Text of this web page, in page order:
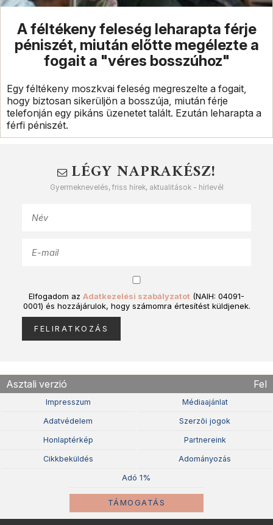
A féltékeny feleség leharapta férje
péniszét, miután előtte megélezte a
fogait a "véres bosszúhoz"
Egy féltékeny moszkvai feleség megreszelte a fogait,
hogy biztosan sikerüljön a bosszúja, miután férje
telefonján egy pikáns üzenetet talált. Ezután leharapta a
férfi péniszét.
LÉGY NAPRAKÉSZ!
Gyermeknevelés, friss hírek, aktualitások - hírlevél
Elfogadom az Adatkezelési szabályzatot (NAIH: 04091-
0001) és hozzájárulok, hogy számomra értesítést küldjenek.
Asztali verzió Fel
Impresszum Médiaajánlat
Adatvédelem Szerzõi jogok
Honlaptérkép Partnereink
Cikkbeküldés Adományozás
Adó 1%
TÁMOGATÁS